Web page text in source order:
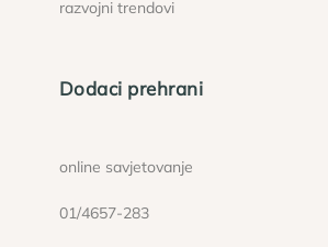
razvojni trendovi
Dodaci prehrani
online savjetovanje
01/4657-283